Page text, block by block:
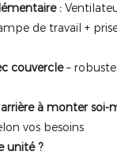
:
de travail +
couvercle–
à monter soi-
vos besoins
unité ?